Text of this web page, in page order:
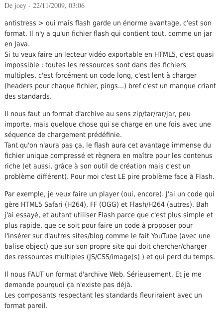
De joey - 22/11/2009, 03:06
antistress > oui mais flash garde un énorme avantage, c'est son
format. Il n'y a qu'un fichier flash qui contient tout, comme un jar
en Java.
Si tu veux faire un lecteur vidéo exportable en HTML5, c'est quasi
impossible : toutes les ressources sont dans des fichiers
multiples, c'est forcément un code long, c'est lent à charger
(headers pour chaque fichier, pings...) bref c'est un manque criant
des standards.
Il nous faut un format d'archive au sens zip/tar/rar/jar, peu
importe, mais quelque chose qui se charge en une fois avec une
séquence de chargement prédéfinie.
Tant qu'on n'aura pas ça, le flash aura cet avantage immense du
fichier unique compressé et règnera en maître pour les contenus
riche (et aussi, grâce à son outil de création mais c'est un
problème différent). Pour moi c'est LE pire problème face à Flash.
Par exemple, je veux faire un player (oui, encore). J'ai un code qui
gère HTML5 Safari (H264), FF (OGG) et Flash/H264 (autres). Bah
j'ai essayé, et autant utiliser Flash parce que c'est plus simple et
plus rapide, que ce soit pour faire un code à proposer pour
l'insérer sur d'autres sites/blog comme le fait YouTube (avec une
balise object) que sur son propre site qui doit chercher/charger
des ressources multiples (JS/CSS/image(s) ) et qui perd du temps.
Il nous FAUT un format d'archive Web. Sérieusement. Et je me
demande pourquoi ça n'existe pas déjà.
Les composants respectant les standards fleuriraient avec un
format pareil.